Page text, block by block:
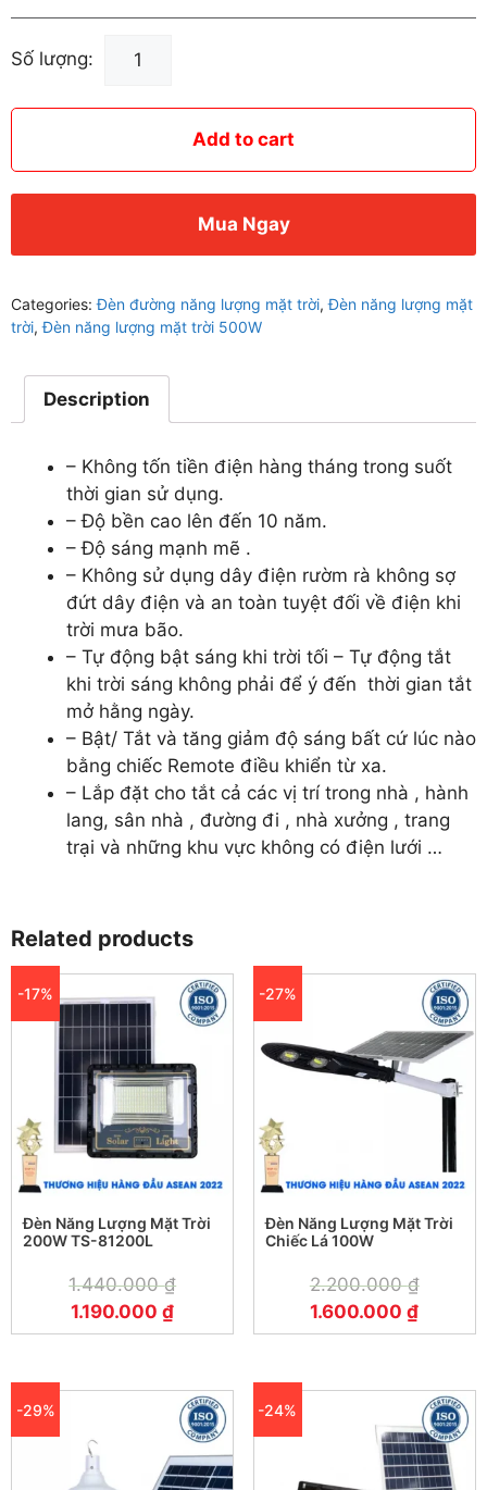
Số lượng:
Ánh
Vàng
quantity
Add to cart
Mua Ngay
Categories:Đèn đường năng lượng mặt trời,Đèn năng lượng mặt
trời,Đèn năng lượng mặt trời 500W
Description
– Không tốn tiền điện hàng tháng trong suốt
thời gian sử dụng.
– Độ bền cao lên đến 10 năm.
– Độ sáng mạnh mẽ .
– Không sử dụng dây điện rườm rà không sợ
đứt dây điện và an toàn tuyệt đối về điện khi
trời mưa bão.
– Tự động bật sáng khi trời tối – Tự động tắt
khi trời sáng không phải để ý đến thời gian tắt
mở hằng ngày.
– Bật/ Tắt và tăng giảm độ sáng bất cứ lúc nào
bằng chiếc Remote điều khiển từ xa.
– Lắp đặt cho tắt cả các vị trí trong nhà , hành
lang, sân nhà , đường đi , nhà xưởng , trang
trại và những khu vực không có điện lưới …
Related products
-17%
Đèn Năng Lượng Mặt Trời
200W TS-81200L
1.440.000₫
1.190.000₫
-27%
Đèn Năng Lượng Mặt Trời
Chiếc Lá 100W
2.200.000₫
1.600.000₫
-29% -24%